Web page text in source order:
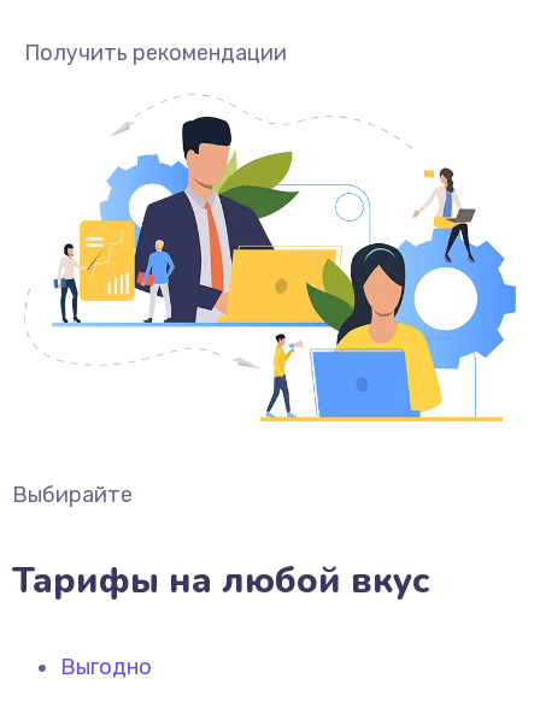
Получить рекомендации
Выбирайте
Тарифы на любой вкус
Выгодно